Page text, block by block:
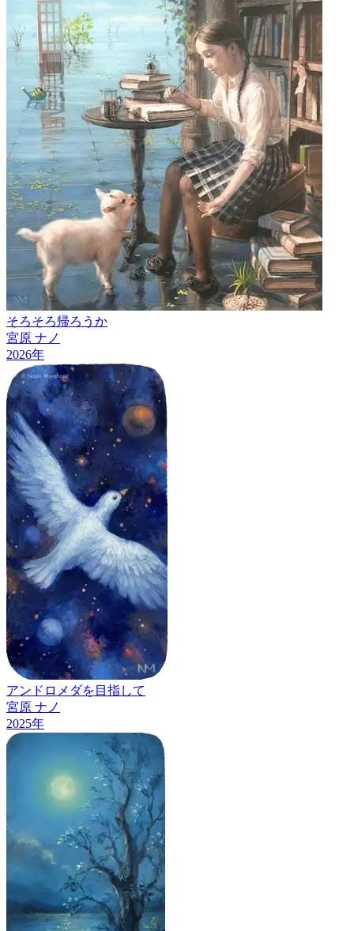
そろそろ帰ろうか
宮原 ナノ
2026年
アンドロメダを目指して
宮原 ナノ
2025年